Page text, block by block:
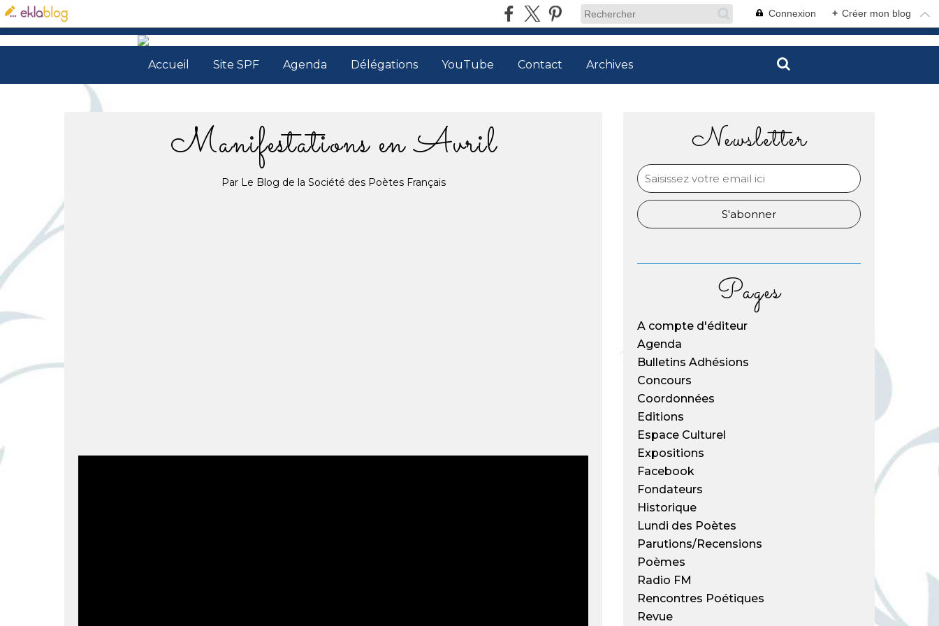
Connexion + Créer mon blog
Accueil Site SPF Agenda Délégations YouTube Contact Archives
Manifestations en Avril
31.03.2026 …
Par Le Blog de la Société des Poètes Français
Newsletter
Pages
A compte d'éditeur
Agenda
Bulletins Adhésions
Concours
Coordonnées
Editions
Espace Culturel
Expositions
Facebook
Fondateurs
Historique
Lundi des Poètes
Parutions/Recensions
Poèmes
Radio FM
Rencontres Poétiques
Revue